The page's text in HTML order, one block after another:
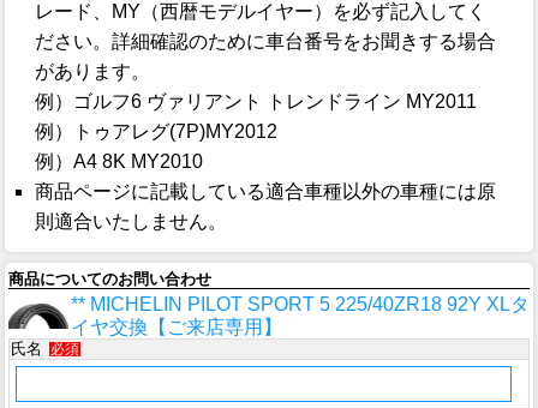
レード、MY（西暦モデルイヤー）を必ず記入してく
ださい。詳細確認のために車台番号をお聞きする場合
があります。
例）ゴルフ6 ヴァリアント トレンドライン MY2011
例）トゥアレグ(7P)MY2012
例）A4 8K MY2010
商品ページに記載している適合車種以外の車種には原
則適合いたしません。
商品についてのお問い合わせ
** MICHELIN PILOT SPORT 5 225/40ZR18 92Y XLタ
イヤ交換【ご来店専用】
氏名 必須